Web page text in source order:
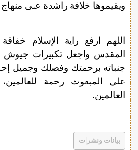
ويقيموها خلافة راشدة على منهاج
اللهم ارفع راية الإسلام
المقدس واجعل تكبيرات جيوش
جنباته برحمتك وفضلك وجميل
على المبعوث رحمة
العالمين.
بيانات ونشرات